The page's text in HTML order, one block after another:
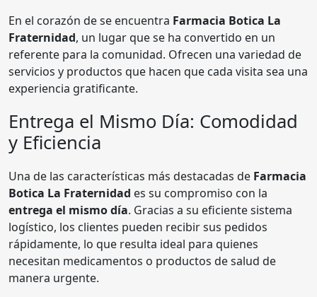
En el corazón de se encuentra Farmacia Botica La
Fraternidad, un lugar que se ha convertido en un
referente para la comunidad. Ofrecen una variedad de
servicios y productos que hacen que cada visita sea una
experiencia gratificante.
Entrega el Mismo Día: Comodidad
y Eficiencia
Una de las características más destacadas de Farmacia
Botica La Fraternidad es su compromiso con la
entrega el mismo día. Gracias a su eficiente sistema
logístico, los clientes pueden recibir sus pedidos
rápidamente, lo que resulta ideal para quienes
necesitan medicamentos o productos de salud de
manera urgente.